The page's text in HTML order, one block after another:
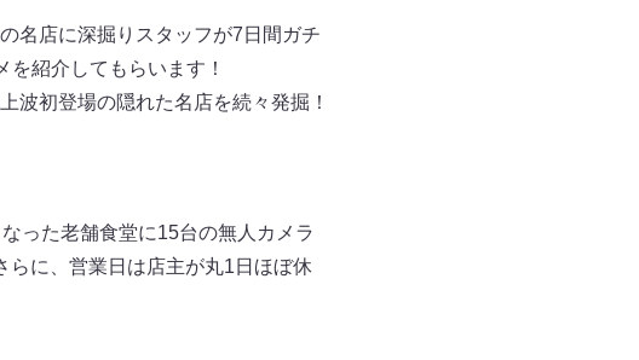
名店に深掘りスタッフが7日間ガチ
紹介してもらいます！
初登場の隠れた名店を続々発掘！
った老舗食堂に15台の無人カメラ
に、営業日は店主が丸1日ほぼ休